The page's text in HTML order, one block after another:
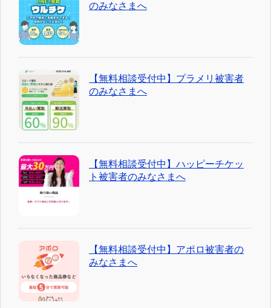
のみなさまへ
【無料相談受付中】プラメリ被害者
のみなさまへ
【無料相談受付中】ハッピーチケッ
ト被害者のみなさまへ
【無料相談受付中】アポロ被害者の
みなさまへ